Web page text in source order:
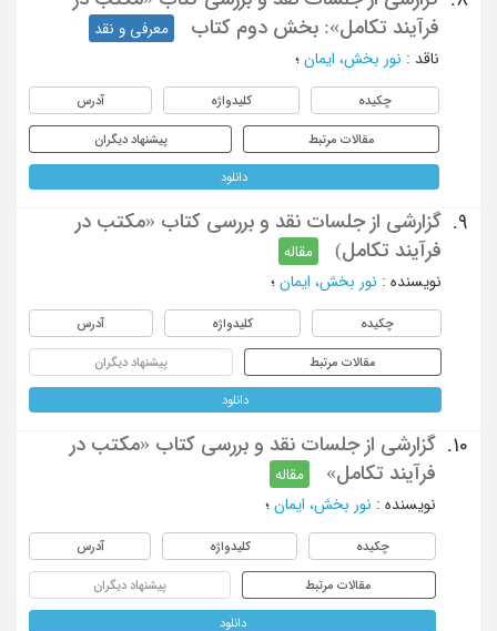
فرآیند تکامل»: بخش دوم کتاب
معرفی و نقد
ناقد : نور بخش، ایمان ؛
چکیده کلیدواژه آدرس
مقالات مرتبط پیشنهاد دیگران
دانلود
9.
گزارشی از جلسات نقد و بررسی کتاب «مکتب در
فرآیند تکامل)
مقاله
نویسنده : نور بخش، ایمان ؛
چکیده کلیدواژه آدرس
مقالات مرتبط پیشنهاد دیگران
دانلود
10.
گزارشی از جلسات نقد و بررسی کتاب «مکتب در
فرآیند تکامل»
مقاله
نویسنده : نور بخش، ایمان ؛
چکیده کلیدواژه آدرس
مقالات مرتبط پیشنهاد دیگران
دانلود